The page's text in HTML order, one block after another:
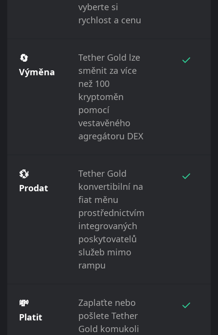
vyberte si
rychlost a cenu
🔄
Výměna
Tether Gold lze
směnit za více
než 100
kryptoměn
pomocí
vestavěného
agregátoru DEX
✓
💱
Prodat
Tether Gold
konvertibilní na
fiat měnu
prostřednictvím
integrovaných
poskytovatelů
služeb mimo
rampu
✓
💸
Platit
Zaplaťte nebo
pošlete Tether
Gold komukoli
✓